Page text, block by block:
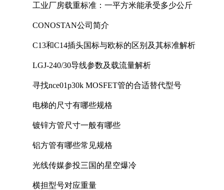
工业厂房载重标准：一平方米能承受多少公斤
CONOSTAN公司简介
C13和C14插头国标与欧标的区别及其标准解析
LGJ-240/30导线参数及载流量解析
寻找nce01p30k MOSFET管的合适替代型号
电梯的尺寸有哪些规格
镀锌方管尺寸一般有哪些
铝方管有哪些常见规格
光线传媒参投三国的星空爆冷
横担型号对应重量